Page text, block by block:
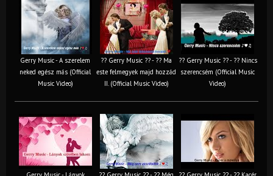
Gerry Music - A szerelem
neked egész más (Official
Music Video)
?? Gerry Music ?? - ?? Ma
este felmegyek majd hozzád
II. (Official Music Video)
?? Gerry Music ?? - ?? Nincs
szerencsém (Official Music
Video)